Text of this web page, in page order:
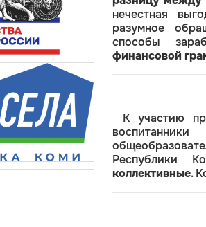
нечестная
разумное
способы
финансовой
К участию
Республики
коллективные.